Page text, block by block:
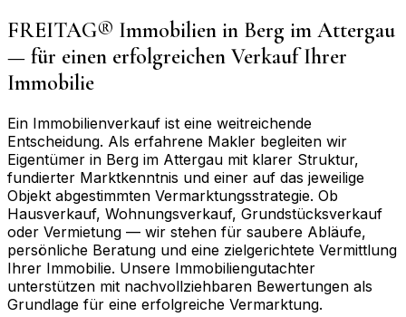
FREITAG® Immobilien in Berg im Attergau
— für einen erfolgreichen Verkauf Ihrer
Immobilie
Ein Immobilienverkauf ist eine weitreichende
Entscheidung. Als erfahrene Makler begleiten wir
Eigentümer in Berg im Attergau mit klarer Struktur,
fundierter Marktkenntnis und einer auf das jeweilige
Objekt abgestimmten Vermarktungsstrategie. Ob
Hausverkauf, Wohnungsverkauf, Grundstücksverkauf
oder Vermietung — wir stehen für saubere Abläufe,
persönliche Beratung und eine zielgerichtete Vermittlung
Ihrer Immobilie. Unsere Immobiliengutachter
unterstützen mit nachvollziehbaren Bewertungen als
Grundlage für eine erfolgreiche Vermarktung.